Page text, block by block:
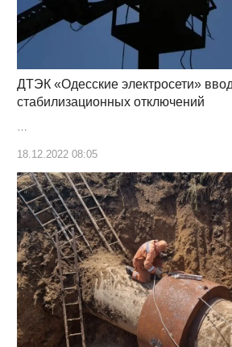
ДТЭК «Одесские электросети»
стабилизационных отключений
18.12.2022 08:05